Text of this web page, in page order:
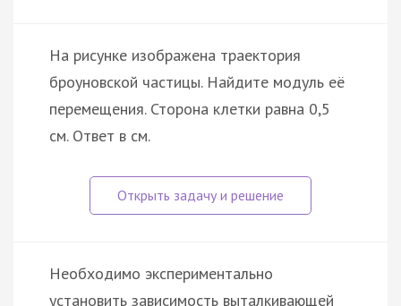
На рисунке изображена траектория
броуновской частицы. Найдите модуль её
перемещения. Сторона клетки равна 0,5
см. Ответ в см.
Необходимо экспериментально
установить зависимость выталкивающей